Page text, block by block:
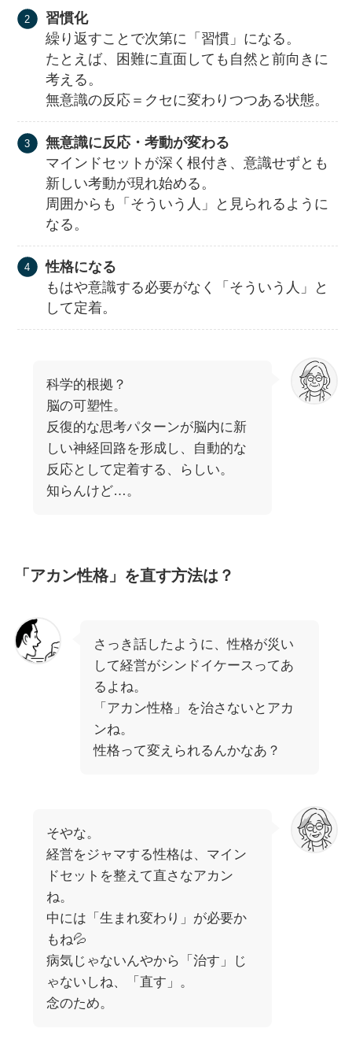
習慣化
繰り返すことで次第に「習慣」になる。
たとえば、困難に直面しても自然と前向きに
考える。
無意識の反応＝クセに変わりつつある状態。
無意識に反応・考動が変わる
マインドセットが深く根付き、意識せずとも
新しい考動が現れ始める。
周囲からも「そういう人」と見られるように
なる。
性格になる
もはや意識する必要がなく「そういう人」と
して定着。
科学的根拠？
脳の可塑性。
反復的な思考パターンが脳内に新
しい神経回路を形成し、自動的な
反応として定着する、らしい。
知らんけど…。
「アカン性格」を直す方法は？
さっき話したように、性格が災い
して経営がシンドイケースってあ
るよね。
「アカン性格」を治さないとアカ
ンね。
性格って変えられるんかなあ？
そやな。
経営をジャマする性格は、マイン
ドセットを整えて直さなアカン
ね。
中には「生まれ変わり」が必要か
もね💦
病気じゃないんやから「治す」じ
ゃないしね、「直す」。
念のため。